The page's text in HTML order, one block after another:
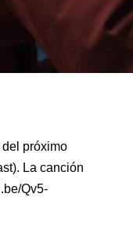
próximo
La canción
Qv5-